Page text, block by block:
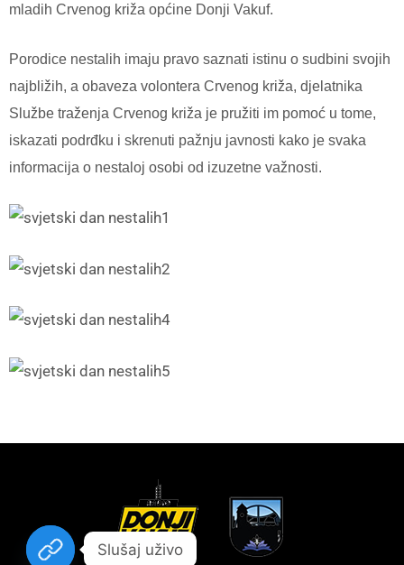
mladih Crvenog križa općine Donji Vakuf.
Porodice nestalih imaju pravo saznati istinu o sudbini svojih
najbližih, a obaveza volontera Crvenog križa, djelatnika
Službe traženja Crvenog križa je pružiti im pomoć u tome,
iskazati podrđku i skrenuti pažnju javnosti kako je svaka
informacija o nestaloj osobi od izuzetne važnosti.
Slušaj uživo